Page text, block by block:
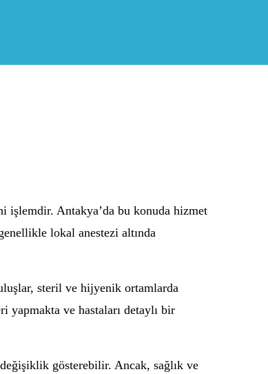
işlemdir. Antakya’da bu konuda hizmet
lokal anestezi altında
steril ve hijyenik ortamlarda
yapmakta ve hastaları detaylı bir
gösterebilir. Ancak, sağlık ve